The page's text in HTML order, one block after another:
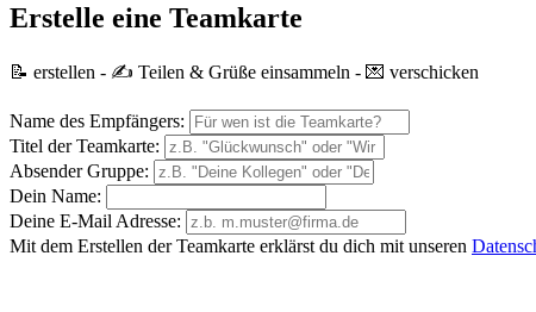
Erstelle eine Teamkarte
📝 erstellen - ✍️ Teilen & Grüße einsammeln - 💌 verschicken
Name des Empfängers:
Titel der Teamkarte:
Absender Gruppe:
Dein Name:
Deine E-Mail Adresse:
Mit dem Erstellen der Teamkarte erklärst du dich mit unseren